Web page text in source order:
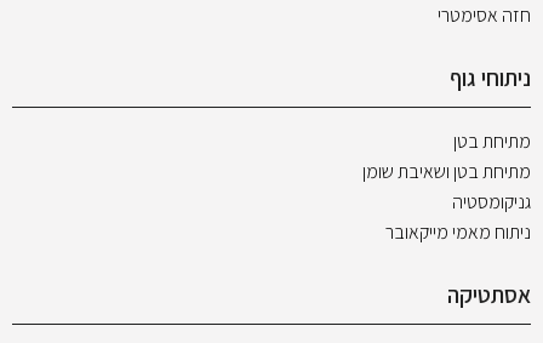
חזה אסימטרי
ניתוחי גוף
מתיחת בטן
מתיחת בטן ושאיבת שומן
גניקומסטיה
ניתוח מאמי מייקאובר
אסתטיקה